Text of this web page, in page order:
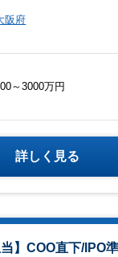
阪府
～3000万円
詳しく見る
当】COO直下/IPO